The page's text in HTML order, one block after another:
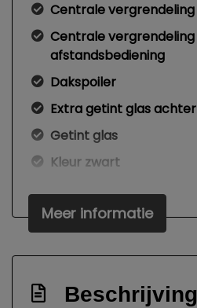
Centrale vergrendeling
Centrale
afstandsbediening
Dakspoiler
Extra getint glas achter
Getint glas
Kleur zwart
Led achterlichten
Led koplampen adaptief
Meer informatie
Beschrijving